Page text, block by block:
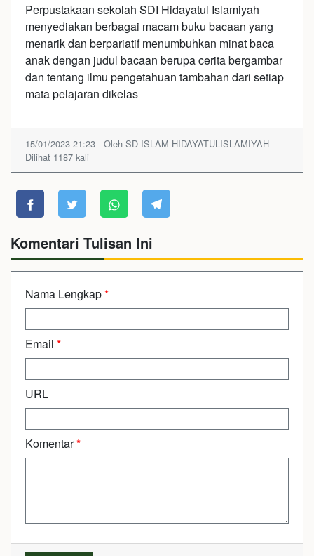
Perpustakaan sekolah SDI Hidayatul Islamiyah
menyediakan berbagai macam buku bacaan yang
menarik dan berpariatif menumbuhkan minat baca
anak dengan judul bacaan berupa cerita bergambar
dan tentang ilmu pengetahuan tambahan dari setiap
mata pelajaran dikelas
15/01/2023 21:23 - Oleh SD ISLAM HIDAYATULISLAMIYAH -
Dilihat 1187 kali
Komentari Tulisan Ini
Nama Lengkap*
Email *
URL
Komentar*